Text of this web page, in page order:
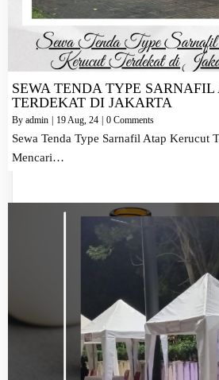
SEWA TENDA TYPE SARNAFIL
TERDEKAT DI JAKARTA
By admin | 19 Aug, 24 | 0 Comments
Sewa Tenda Type Sarnafil Atap Kerucut
Mencari…